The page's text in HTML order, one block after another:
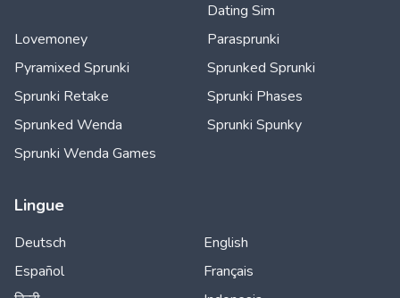
Dating Sim
Lovemoney
Parasprunki
Pyramixed Sprunki
Sprunked Sprunki
Sprunki Retake
Sprunki Phases
Sprunked Wenda
Sprunki Spunky
Sprunki Wenda Games
Lingue
Deutsch
English
Español
Français